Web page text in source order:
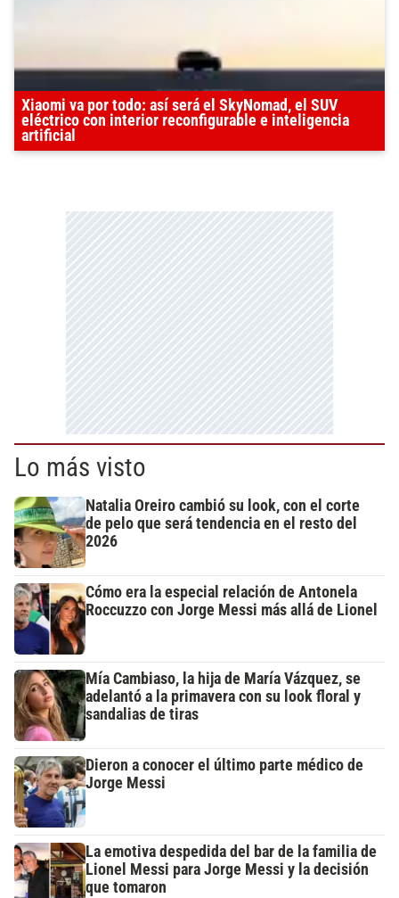
Xiaomi va por todo: así será el SkyNomad, el SUV
eléctrico con interior reconfigurable e inteligencia
artificial
Lo más visto
Natalia Oreiro cambió su look, con el corte
de pelo que será tendencia en el resto del
2026
Cómo era la especial relación de Antonela
Roccuzzo con Jorge Messi más allá de Lionel
Mía Cambiaso, la hija de María Vázquez, se
adelantó a la primavera con su look floral y
sandalias de tiras
Dieron a conocer el último parte médico de
Jorge Messi
La emotiva despedida del bar de la familia de
Lionel Messi para Jorge Messi y la decisión
que tomaron